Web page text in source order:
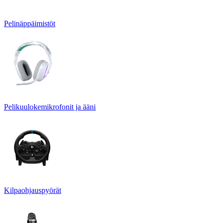
Pelinäppäimistöt
Pelikuulokemikrofonit ja ääni
Kilpaohjauspyörät